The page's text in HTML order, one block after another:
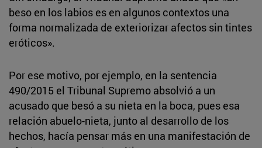
beso en los labios es en algunos contextos una
forma normalizada de exteriorizar afectos sin tintes
eróticos».
Por ese motivo, por ejemplo, en la sentencia
490/2015 el Tribunal Supremo absolvió a un
acusado que besó a su nieta en la boca, pues esa
relación abuelo-nieta, junto al desarrollo de los
hechos, hacía pensar más en una manifestación de